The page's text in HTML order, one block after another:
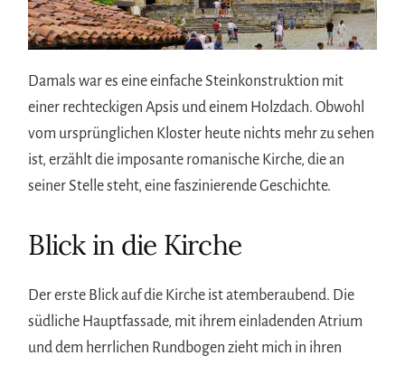
Damals war es eine einfache Steinkonstruktion mit
einer rechteckigen Apsis und einem Holzdach. Obwohl
vom ursprünglichen Kloster heute nichts mehr zu sehen
ist, erzählt die imposante romanische Kirche, die an
seiner Stelle steht, eine faszinierende Geschichte.
Blick in die Kirche
Der erste Blick auf die Kirche ist atemberaubend. Die
südliche Hauptfassade, mit ihrem einladenden Atrium
und dem herrlichen Rundbogen zieht mich in ihren